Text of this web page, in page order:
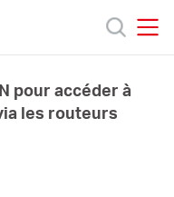
pour accéder à
les routeurs